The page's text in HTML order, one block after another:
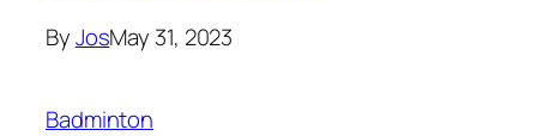
ByJosMay 31, 2023
Badminton